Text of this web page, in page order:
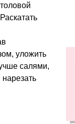
уложить
салями,